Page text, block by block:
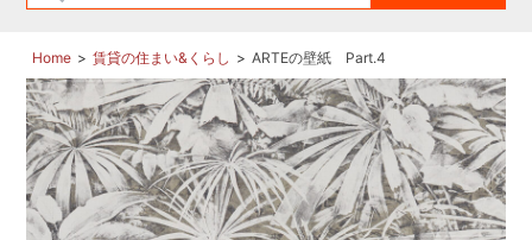
は
ら
く
ら
く
Life
ノ
ベ
ー
シ
ョ
ン
さ
Home 賃貸の住まい&くらし ARTEの壁紙 Part.4